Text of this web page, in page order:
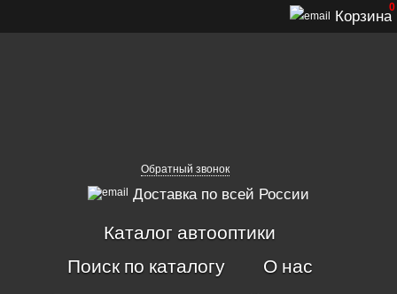
Обратный звонок
Доставка по всей России
Корзина
0
Каталог автооптики
Поиск по каталогу
О нас